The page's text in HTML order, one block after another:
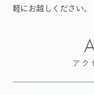
軽にお越しください。
アク